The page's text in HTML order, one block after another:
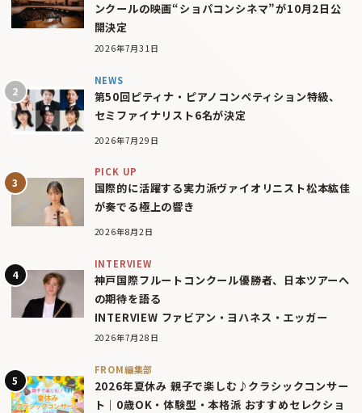
ンクールの映画“ショパコンシネマ”が10月2日公
開決定
2026年7月31日
NEWS
第50回ピティナ・ピアノコンペティション特級、
セミファイナリスト6名が決定
2026年7月29日
PICK UP
国際的に活躍する実力派ヴァイオリニスト松本紘佳
が奏でる極上の響き
2026年8月2日
INTERVIEW
神戸国際フルートコンクール優勝者、日本ツアーへ
の期待を語る
INTERVIEW ファビアン・ヨハネス・エッガー
2026年7月28日
FROM編集部
2026年夏休み 親子で楽しむ♪クラシックコンサー
ト｜0歳OK・体験型・本格派 おすすめセレクショ